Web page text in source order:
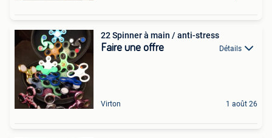
22 Spinner à main / anti-stress
Faire une offre Détails
Virton 1 août 26